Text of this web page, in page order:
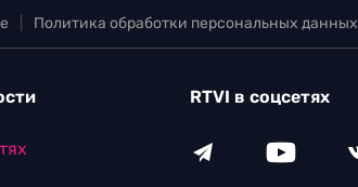
Политика обработки персональных данных
RTVI в соцсетях